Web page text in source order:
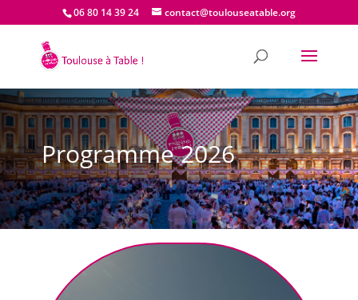
06 80 14 39 24 contact@toulouseatable.org
Programme 2026